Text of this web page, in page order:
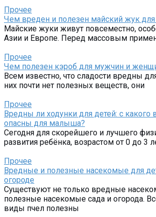
Прочее
Чем вреден и полезен майский жук для
Майские жуки живут повсеместно,
Азии и Европе. Перед массовым
Прочее
Чем полезен кэроб для мужчин и
Всем известно, что сладости вредны
них почти нет полезных веществ, они
Прочее
Вредны ли ходунки для детей: с какого
опасны для малыша?
Сегодня для скорейшего и лучшего
развития ребёнка, возрастом от 0 до 3
Прочее
Вредные и полезные насекомые для
огороде
Существуют не только вредные
полезные насекомые сада и огорода.
виды пчел полезны